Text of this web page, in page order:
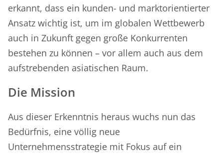
erkannt, dass ein kunden- und marktorientierter
Ansatz wichtig ist, um im globalen Wettbewerb
auch in Zukunft gegen große Konkurrenten
bestehen zu können – vor allem auch aus dem
aufstrebenden asiatischen Raum.
Die Mission
Aus dieser Erkenntnis heraus wuchs nun das
Bedürfnis, eine völlig neue
Unternehmensstrategie mit Fokus auf ein